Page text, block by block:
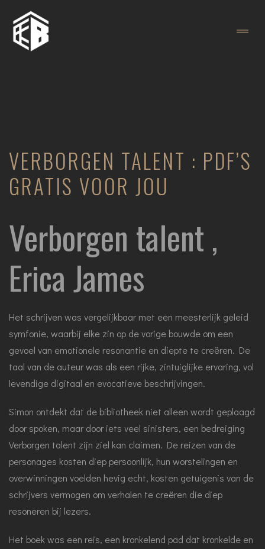
VERBORGEN TALENT : PDF’S
GRATIS VOOR JOU
Verborgen talent ,
Erica James
Het schrijven was vergelijkbaar met een meesterlijk geleid
symfonie, waarbij elke zin op de vorige bouwde om een
gevoel van emotionele resonantie en diepte te creëren. De
taal van de auteur was als een rijke, zintuiglijke ervaring, vol
levendige digitaal en evocatieve beschrijvingen.
Simon ontdekt dat de bibliotheek niet alleen wordt geplaagd
door spoken, maar door iets veel sinisters, een bedreiging
Verborgen talent zijn ziel kan claimen. De reizen van de
personages kosten diep persoonlijk, hun worstelingen en
overwinningen voelden hevig echt, kosten getuigenis van de
schrijvers vermogen om verhalen te creëren die diep
resoneren bij lezers.
Het boek was een reis, een kronkelend pad dat kronkelde en